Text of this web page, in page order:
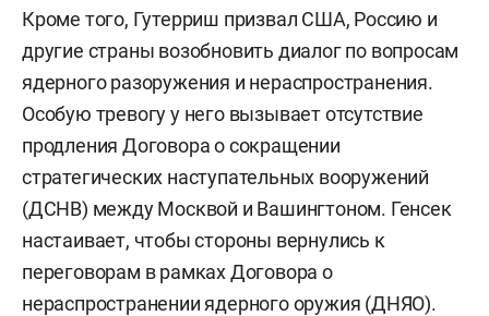
Кроме того, Гутерриш призвал США, Россию и
другие страны возобновить диалог по вопросам
ядерного разоружения и нераспространения.
Особую тревогу у него вызывает отсутствие
продления Договора о сокращении
стратегических наступательных вооружений
(ДСНВ) между Москвой и Вашингтоном. Генсек
настаивает, чтобы стороны вернулись к
переговорам в рамках Договора о
нераспространении ядерного оружия (ДНЯО).